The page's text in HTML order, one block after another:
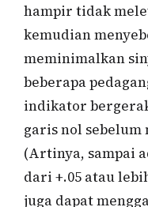
hampir tidak
kemudian
meminimalkan
beberapa
indikator
garis nol sebelum
(Artinya, sampai
dari +.05 atau
juga dapat